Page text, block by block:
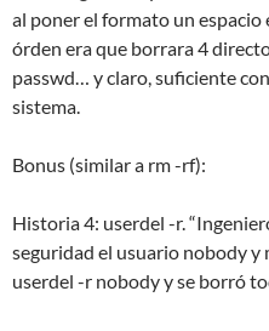
al poner el formato un
órden era que borrara 4
passwd… y claro, suficiente
sistema.
Bonus (similar a rm -rf):
Historia 4: userdel -r.
seguridad el usuario nobody y
userdel -r nobody y se borró